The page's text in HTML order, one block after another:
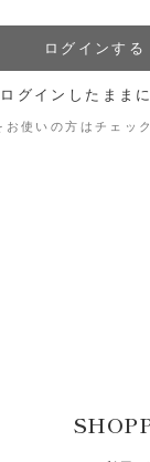
ログインしたまま
お使いの方はチェッ